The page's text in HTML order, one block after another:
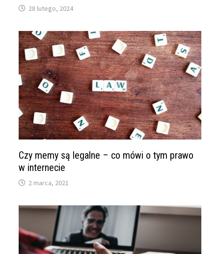
28 lutego, 2024
Czy memy są legalne – co mówi o tym prawo
w internecie
2 marca, 2021